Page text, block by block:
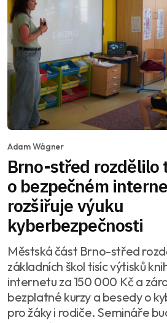
Adam Wágner
Brno-střed rozdělilo
o bezpečném
rozšiřuje výuku
kyberbezpečnosti
Městská část Brno-střed
základních škol tisíc výtisků
internetu za 150 000 Kč a
bezplatné kurzy a besedy o
pro žáky i rodiče. Semináře